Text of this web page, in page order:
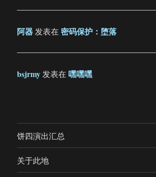
阿器发表在密码保护：堕落
bsjrmy发表在嘿嘿嘿
饼四演出汇总
关于此地